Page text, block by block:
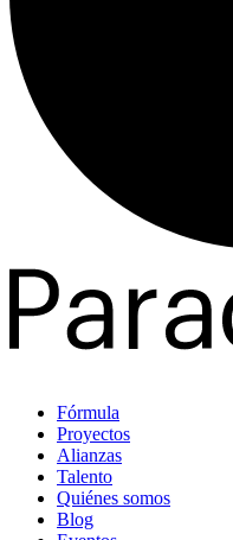
Fórmula
Proyectos
Alianzas
Talento
Quiénes somos
Blog